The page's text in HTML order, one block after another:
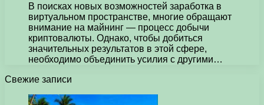
В поисках новых возможностей заработка в
виртуальном пространстве, многие обращают
внимание на майнинг — процесс добычи
криптовалюты. Однако, чтобы добиться
значительных результатов в этой сфере,
необходимо объединить усилия с другими…
Свежие записи